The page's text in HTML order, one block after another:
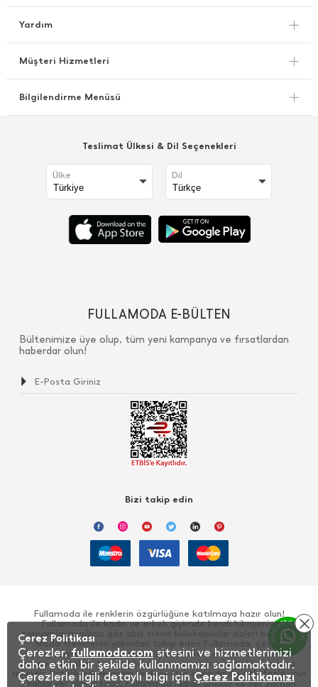
Yardım
Müşteri Hizmetleri
Bilgilendirme Menüsü
Teslimat Ülkesi & Dil Seçenekleri
Ülke Dil
FULLAMODA E-BÜLTEN
Bültenimize üye olup, tüm yeni kampanya ve fırsatlardan
haberdar olun!
Bizi takip edin
Fullamoda ile renklerin özgürlüğüne katılmaya hazır olun!
Fullamoda ile kadın ve erkek giyimde kendi hikayenizi
tamamlayacağınız göz alıcı trend koleksiyonlar sizleri bekliyor!
Moda trendlerini yakından takip eden Fullamoda, çeşitli
kategorilerde sunduğu giyim ürünlerinden, elbise, sweatshirt,
kargo pantolon, tişört gibi yüzlerce zengin ürün koleksiyonuna
sahiptir. Üstelik erkek giyim ve tesettür giyimde de çok fazla ürün
skalası yer almaktadır. Fullamoda iddialı ürünler ile her zaman
Çerez Politikası
Çerezler, fullamoda.com sitesini ve hizmetlerimizi
daha etkin bir şekilde kullanmamızı sağlamaktadır.
Çerezlerle ilgili detaylı bilgi için Çerez Politikamızı